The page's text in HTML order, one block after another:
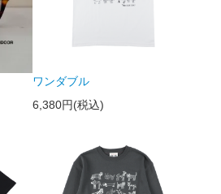
ワンダブル
6,380円(税込)